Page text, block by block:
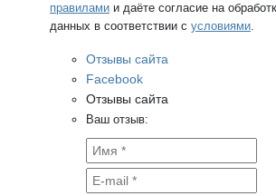
правилами и даёте согласие на
данных в соответствии с условиями.
Отзывы сайта
Facebook
Отзывы сайта
Ваш отзыв: